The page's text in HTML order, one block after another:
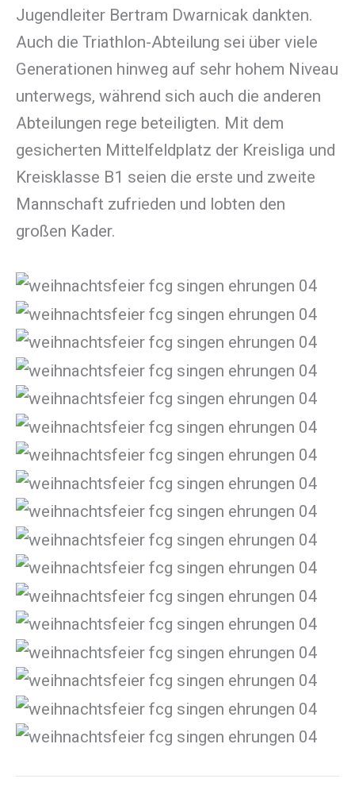
Jugendleiter Bertram Dwarnicak dankten.
Auch die Triathlon-Abteilung sei über viele
Generationen hinweg auf sehr hohem Niveau
unterwegs, während sich auch die anderen
Abteilungen rege beteiligten. Mit dem
gesicherten Mittelfeldplatz der Kreisliga und
Kreisklasse B1 seien die erste und zweite
Mannschaft zufrieden und lobten den
großen Kader.